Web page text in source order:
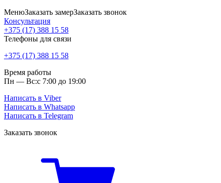
МенюЗаказать замерЗаказать звонок
Консультация
+375 (17) 388 15 58
Телефоны для связи
+375 (17) 388 15 58
Время работы
Пн — Вс:с 7:00 до 19:00
Написать в Viber
Написать в Whatsapp
Написать в Telegram
Заказать звонок